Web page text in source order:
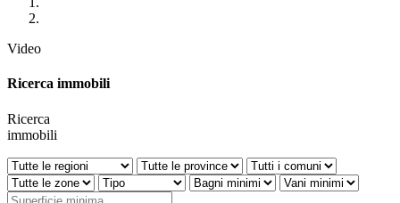
Video
Ricerca immobili
Ricerca
immobili